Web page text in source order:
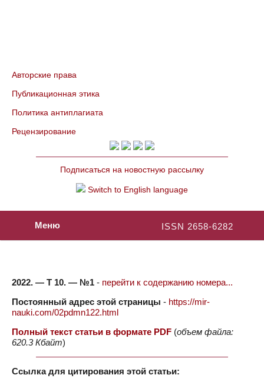
Авторские права
Публикационная этика
Политика антиплагиата
Рецензирование
Подписаться на новостную рассылку
Switch to English language
ISSN 2658-6282
Меню
2022. — Т 10. — №1 - перейти к содержанию номера...
Постоянный адрес этой страницы - https://mir-
nauki.com/02pdmn122.html
Полный текст статьи в формате PDF (объем файла:
620.3 Кбайт)
Ссылка для цитирования этой статьи: